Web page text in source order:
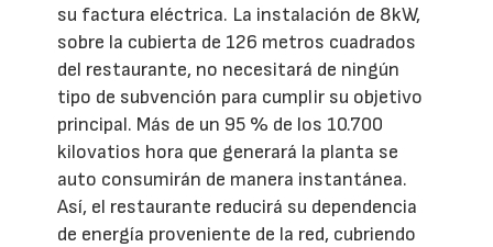
su factura eléctrica. La instalación de 8kW,
sobre la cubierta de 126 metros cuadrados
del restaurante, no necesitará de ningún
tipo de subvención para cumplir su objetivo
principal. Más de un 95 % de los 10.700
kilovatios hora que generará la planta se
auto consumirán de manera instantánea.
Así, el restaurante reducirá su dependencia
de energía proveniente de la red, cubriendo